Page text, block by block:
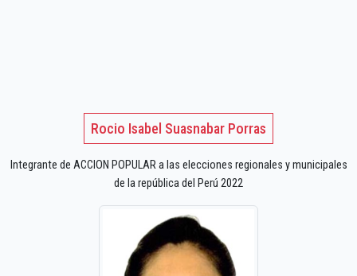
Rocio Isabel Suasnabar Porras
Integrante de ACCION POPULAR a las elecciones regionales y municipales
de la república del Perú 2022